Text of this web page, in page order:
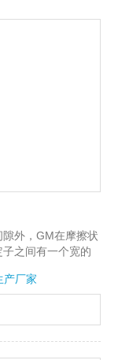
外，GM在摩擦状
之间有一个宽的
。
产厂家